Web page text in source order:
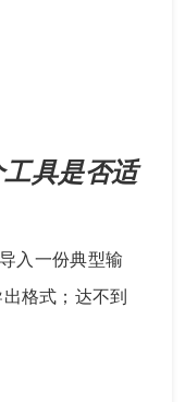
具是否适
入一份典型输
格式；达不到